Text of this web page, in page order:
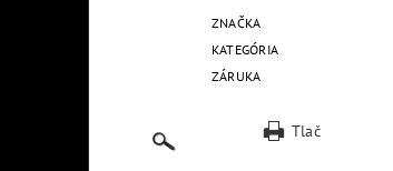
ZNAČKA
KATEGÓRIA
ZÁRUKA
Tlač